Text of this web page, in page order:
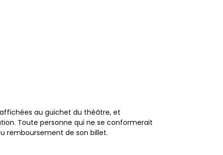
affichées au guichet du théâtre, et
Toute personne qui ne se conformerait
remboursement de son billet.